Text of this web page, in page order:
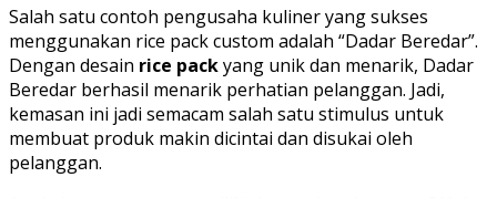
Salah satu contoh pengusaha kuliner yang sukses
menggunakan rice pack custom adalah “Dadar Beredar”.
Dengan desain rice packyang unik dan menarik, Dadar
Beredar berhasil menarik perhatian pelanggan. Jadi,
kemasan ini jadi semacam salah satu stimulus untuk
membuat produk makin dicintai dan disukai oleh
pelanggan.